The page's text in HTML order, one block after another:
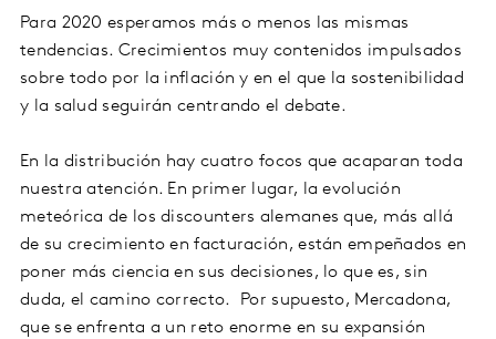
Para 2020 esperamos más o menos las mismas
tendencias. Crecimientos muy contenidos impulsados
sobre todo por la inflación y en el que la sostenibilidad
y la salud seguirán centrando el debate.
En la distribución hay cuatro focos que acaparan toda
nuestra atención. En primer lugar, la evolución
meteórica de los discounters alemanes que, más allá
de su crecimiento en facturación, están empeñados en
poner más ciencia en sus decisiones, lo que es, sin
duda, el camino correcto. Por supuesto, Mercadona,
que se enfrenta a un reto enorme en su expansión